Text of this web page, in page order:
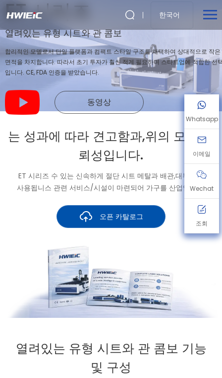
한국어
ET 시리즈
열려있는 유형 시트와 관 콤보
합리적인 모델로서 단일 플랫폼과 컴팩트 스타일 구조를 채택하여 상대적으로 작은
면적을 차지합니다. 따라서 초기 투자가 훨씬 적게 필요하며 스타트업에 적합한 선
입니다. CE, FDA 인증을 받았습니다.
동영상
는 성과에 따라 견고함과,위의 모든,신
뢰성입니다.
ET 시리즈 수 있는 신속하게 절단 시트 메탈과 배관,대부분에
사용됩니스 관련 서비스/시설이 마련되어 가구를 산업입니다.
오픈 카탈로그
열려있는 유형 시트와 관 콤보 기능
및 구성
Whatsapp
이메일
Wechat
조회